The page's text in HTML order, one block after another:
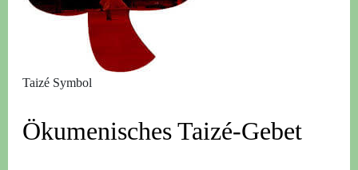
Taizé Symbol
Ökumenisches Taizé-Gebet